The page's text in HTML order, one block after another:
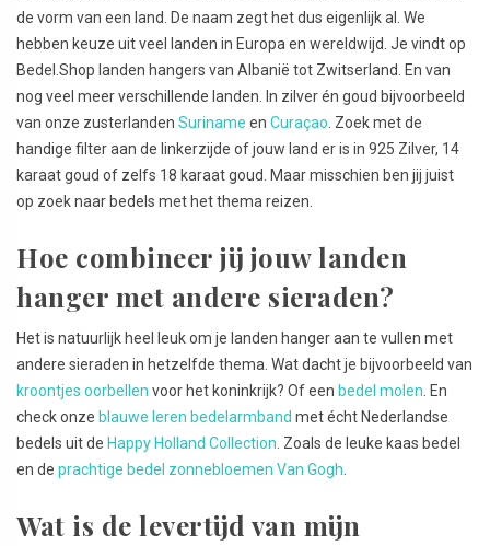
de vorm van een land. De naam zegt het dus eigenlijk al. We
hebben keuze uit veel landen in Europa en wereldwijd. Je vindt op
Bedel.Shop landen hangers van Albanië tot Zwitserland. En van
nog veel meer verschillende landen. In zilver én goud bijvoorbeeld
van onze zusterlanden Suriname en Curaçao. Zoek met de
handige filter aan de linkerzijde of jouw land er is in 925 Zilver, 14
karaat goud of zelfs 18 karaat goud. Maar misschien ben jij juist
op zoek naar bedels met het thema reizen.
Hoe combineer jij jouw landen
hanger met andere sieraden?
Het is natuurlijk heel leuk om je landen hanger aan te vullen met
andere sieraden in hetzelfde thema. Wat dacht je bijvoorbeeld van
kroontjes oorbellen voor het koninkrijk? Of een bedel molen. En
check onze blauwe leren bedelarmband met écht Nederlandse
bedels uit de Happy Holland Collection. Zoals de leuke kaas bedel
en de prachtige bedel zonnebloemen Van Gogh.
Wat is de levertijd van mijn